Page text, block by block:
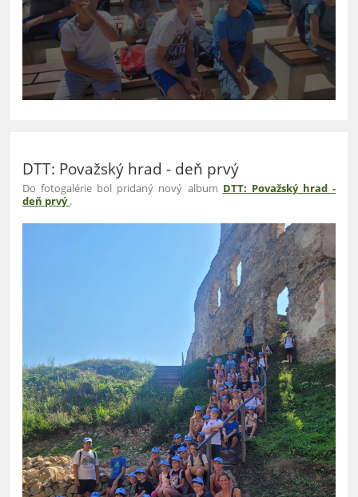
DTT: Považský hrad - deň prvý
Do fotogalérie bol pridaný nový album DTT: Považský hrad -
deň prvý.